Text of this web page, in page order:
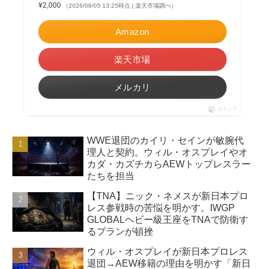
¥2,000 （2026/08/05 13:25時点 | 楽天市場調べ）
Amazon
楽天市場
メルカリ
ポチップ
WWE退団のカイリ・セインが敏腕代
理人と契約。ウィル・オスプレイやオ
カダ・カズチカらAEWトップレスラー
たちを担当
【TNA】ニック・ネメスが新日本プロ
レス参戦時の苦悩を明かす。IWGP
GLOBALヘビー級王座をTNAで防衛す
るプランが頓挫
ウィル・オスプレイが新日本プロレス
退団→AEW移籍の理由を明かす「新日